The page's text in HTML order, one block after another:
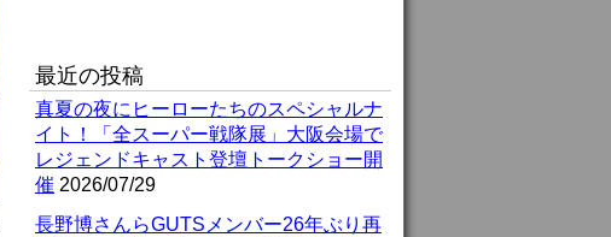
最近の投稿
真夏の夜にヒーローたちのスペシャルナ
イト！「全スーパー戦隊展」大阪会場で
レジェンドキャスト登壇トークショー開
催 2026/07/29
長野博さんらGUTSメンバー26年ぶり再